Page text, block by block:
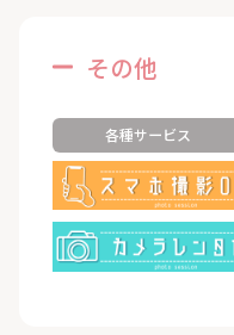
その他
各種サービス